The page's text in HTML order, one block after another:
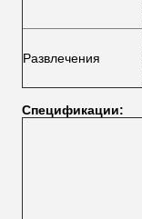
Развлечения
Спецификации: